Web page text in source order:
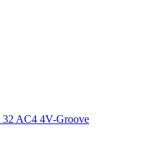
AC4 4V-Groove